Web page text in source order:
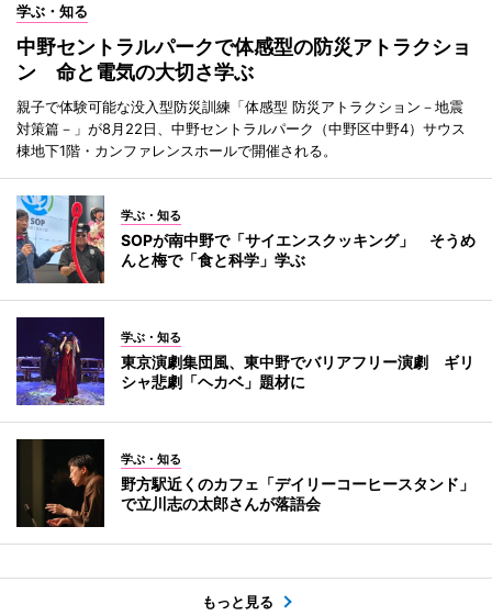
学ぶ・知る
中野セントラルパークで体感型の防災アトラクショ
ン 命と電気の大切さ学ぶ
親子で体験可能な没入型防災訓練「体感型 防災アトラクション－地震
対策篇－」が8月22日、中野セントラルパーク（中野区中野4）サウス
棟地下1階・カンファレンスホールで開催される。
学ぶ・知る
SOPが南中野で「サイエンスクッキング」 そうめ
んと梅で「食と科学」学ぶ
学ぶ・知る
東京演劇集団風、東中野でバリアフリー演劇 ギリ
シャ悲劇「ヘカベ」題材に
学ぶ・知る
野方駅近くのカフェ「デイリーコーヒースタンド」
で立川志の太郎さんが落語会
もっと見る